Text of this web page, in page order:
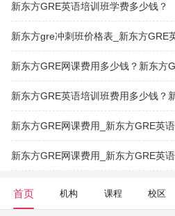
新东方GRE英语培训班学费多少钱？
首页 机构 课程 校区